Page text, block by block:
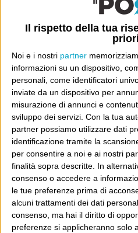
Il rispetto della tua
Noi e i nostri partner
informazioni su un dispositivo,
personali, come identificatori
inviate da un dispositivo per
misurazione di annunci e
sviluppo dei servizi. Con la tua
partner possiamo utilizzare dati
identificazione tramite la
per consentire a noi e ai nostri
finalità sopra descritte. In
consenso o accedere a
le tue preferenze prima di
alcuni trattamenti dei dati
consenso, ma hai il diritto di
preferenze si applicheranno solo